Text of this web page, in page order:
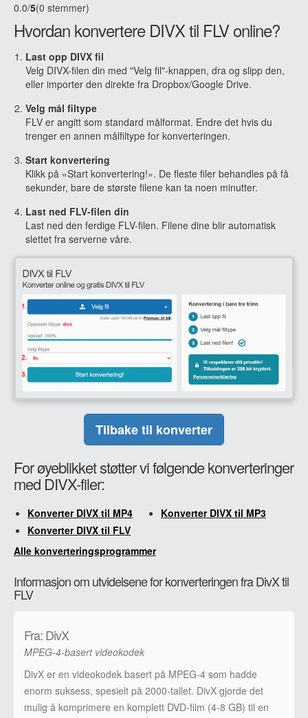
0.0/5(0 stemmer)
Hvordan konvertere DIVX til FLV online?
Last opp DIVX fil
Velg DIVX-filen din med "Velg fil"-knappen, dra og slipp den,
eller importer den direkte fra Dropbox/Google Drive.
Velg mål filtype
FLV er angitt som standard målformat. Endre det hvis du
trenger en annen målfiltype for konverteringen.
Start konvertering
Klikk på «Start konvertering!». De fleste filer behandles på få
sekunder, bare de største filene kan ta noen minutter.
Last ned FLV-filen din
Last ned den ferdige FLV-filen. Filene dine blir automatisk
slettet fra serverne våre.
Tilbake til konverter
For øyeblikket støtter vi følgende konverteringer
med DIVX-filer:
Konverter DIVX til MP4
Konverter DIVX til MP3
Konverter DIVX til FLV
Alle konverteringsprogrammer
Informasjon om utvidelsene for konverteringen fra DivX til
FLV
Fra: DivX
MPEG-4-basert videokodek
DivX er en videokodek basert på MPEG-4 som hadde
enorm suksess, spesielt på 2000-tallet. DivX gjorde det
mulig å komprimere en komplett DVD-film (4-8 GB) til en